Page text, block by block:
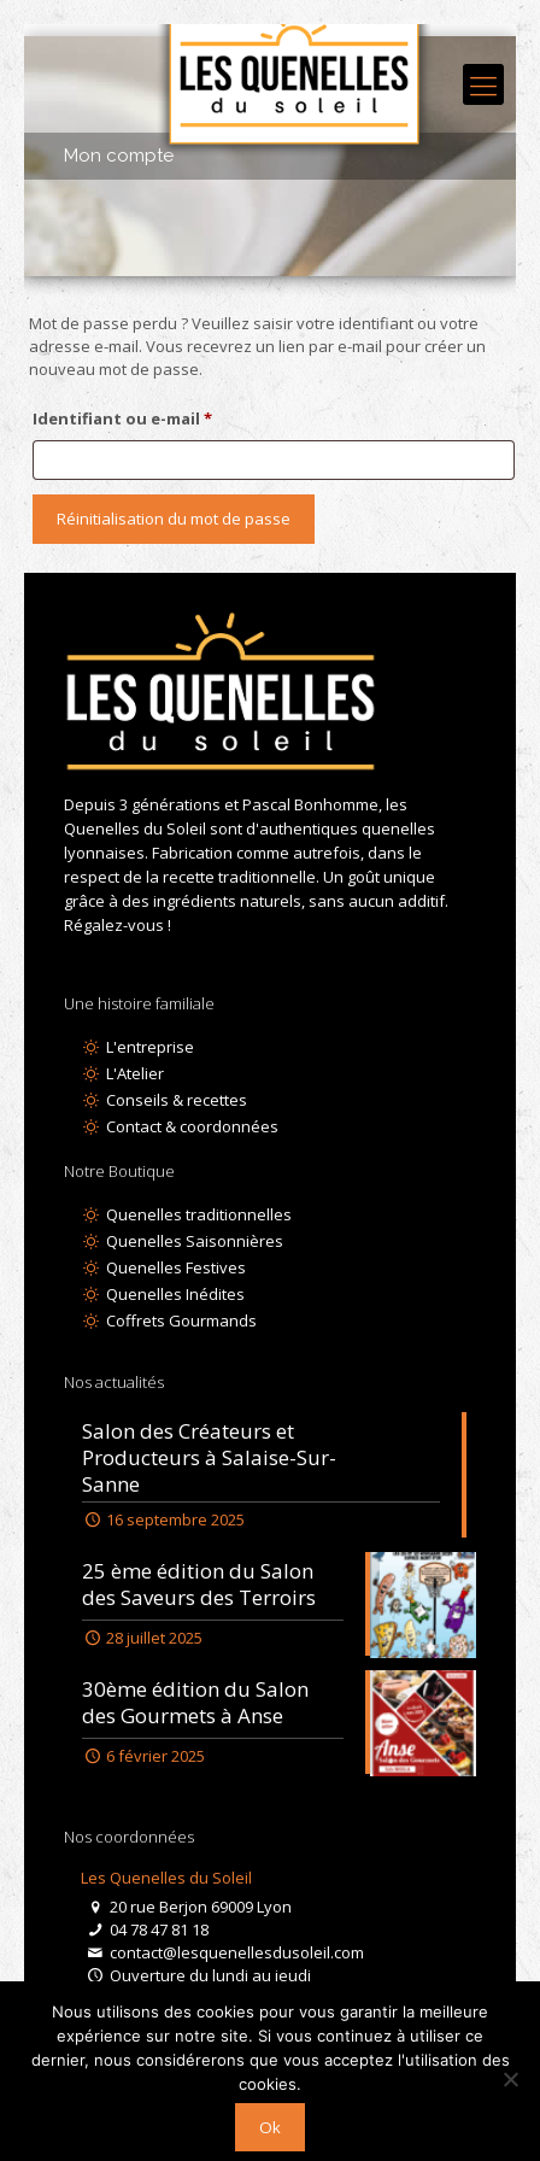
Mon compte
Mot de passe perdu ? Veuillez saisir votre identifiant ou votre
adresse e-mail. Vous recevrez un lien par e-mail pour créer un
nouveau mot de passe.
Identifiant ou e-mail*Obligatoire
Réinitialisation du mot de passe
Depuis 3 générations et Pascal Bonhomme, les
Quenelles du Soleil sont d'authentiques quenelles
lyonnaises. Fabrication comme autrefois, dans le
respect de la recette traditionnelle. Un goût unique
grâce à des ingrédients naturels, sans aucun additif.
Régalez-vous !
Une histoire familiale
L'entreprise
L'Atelier
Conseils & recettes
Contact & coordonnées
Notre Boutique
Quenelles traditionnelles
Quenelles Saisonnières
Quenelles Festives
Quenelles Inédites
Coffrets Gourmands
Nos actualités
Salon des Créateurs et
Producteurs à Salaise-Sur-
Sanne
16 septembre 2025
25 ème édition du Salon
des Saveurs des Terroirs
28 juillet 2025
30ème édition du Salon
des Gourmets à Anse
6 février 2025
Nos coordonnées
Les Quenelles du Soleil
20 rue Berjon 69009 Lyon
04 78 47 81 18
contact@lesquenellesdusoleil.com
Ouverture du lundi au jeudi
Le vendredi de 9h à 12h
© 2019 Quenelles du Soleil - Tous droits réservés -
Licom Développement
|CGV
Nous utilisons des cookies pour vous garantir la meilleure
expérience sur notre site. Si vous continuez à utiliser ce
dernier, nous considérerons que vous acceptez l'utilisation des
cookies.
Ok